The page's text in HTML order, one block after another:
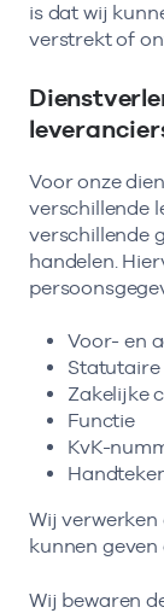
is dat wij
verstrekt of
Voor onze
verschillende
verschillende
handelen.
Voor- en
Zakelijke
Functie
KvK-
Wij verwerken
kunnen
Wij bewaren